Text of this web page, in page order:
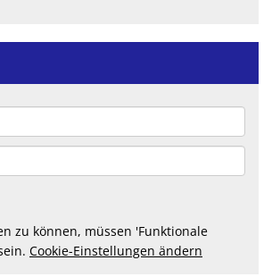
zu können, müssen 'Funktionale
Cookie-Einstellungen ändern